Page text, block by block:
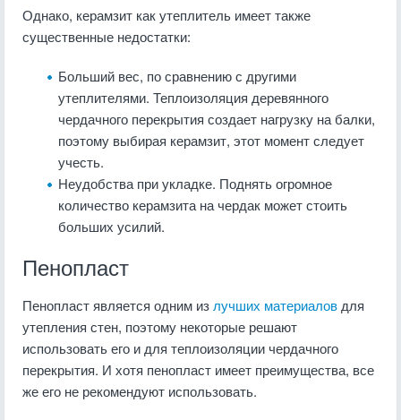
Однако, керамзит как утеплитель имеет также
существенные недостатки:
Больший вес, по сравнению с другими
утеплителями. Теплоизоляция деревянного
чердачного перекрытия создает нагрузку на балки,
поэтому выбирая керамзит, этот момент следует
учесть.
Неудобства при укладке. Поднять огромное
количество керамзита на чердак может стоить
больших усилий.
Пенопласт
Пенопласт является одним из лучших материалов для
утепления стен, поэтому некоторые решают
использовать его и для теплоизоляции чердачного
перекрытия. И хотя пенопласт имеет преимущества, все
же его не рекомендуют использовать.